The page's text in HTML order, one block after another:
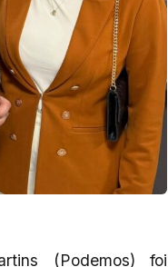
(Podemos) foi